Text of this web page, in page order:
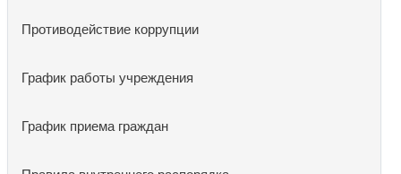
Противодействие коррупции
График работы учреждения
График приема граждан